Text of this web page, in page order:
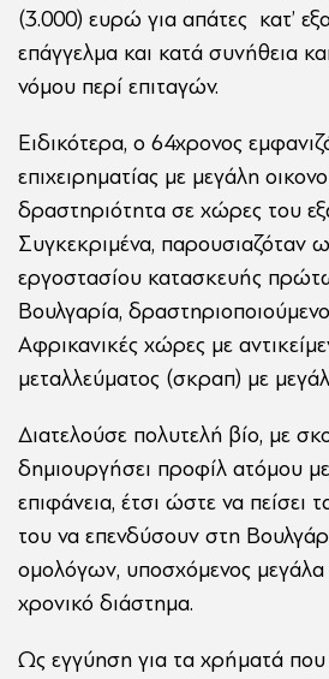
(3.000) ευρώ για απάτες κατ’
επάγγελμα και κατά συνήθεια
νόμου περί επιταγών.
Ειδικότερα, ο 64χρονος
επιχειρηματίας με μεγάλη
δραστηριότητα σε χώρες του
Συγκεκριμένα, παρουσιαζόταν
εργοστασίου κατασκευής
Βουλγαρία,
Αφρικανικές χώρες με
μεταλλεύματος (σκραπ) με
Διατελούσε πολυτελή βίο, με
δημιουργήσει προφίλ ατόμου
επιφάνεια, έτσι ώστε να
του να επενδύσουν στη
ομολόγων, υποσχόμενος
χρονικό διάστημα.
Ως εγγύηση για τα χρήματά που